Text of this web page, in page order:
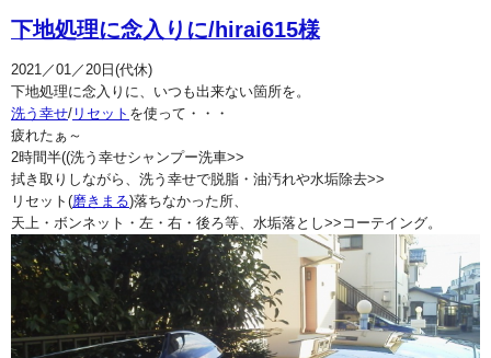
下地処理に念入りに/hirai615様
2021／01／20日(代休)
下地処理に念入りに、いつも出来ない箇所を。
洗う幸せ/ リセット を使って・・・
疲れたぁ～
2時間半((洗う幸せシャンプー洗車>>
拭き取りしながら、洗う幸せで脱脂・油汚れや水垢除去>>
リセット(磨きまる)落ちなかった所、
天上・ボンネット・左・右・後ろ等、水垢落とし>>コーテイング。